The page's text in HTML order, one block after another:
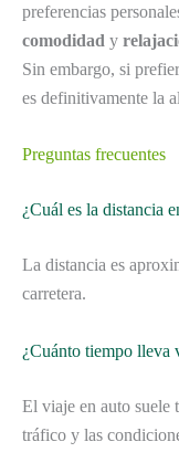
preferencias
comodidad y
Sin embargo, si
es definitivamente la
Preguntas frecuentes
¿Cuál es la distancia
La distancia es
carretera.
¿Cuánto tiempo lleva
El viaje en auto suele
tráfico y las